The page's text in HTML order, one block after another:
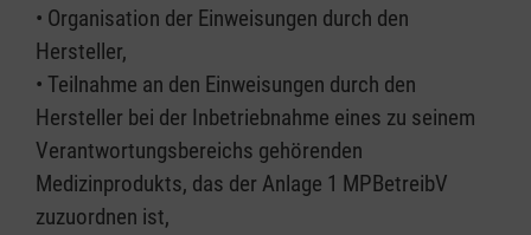
• Organisation der Einweisungen durch den
Hersteller,
• Teilnahme an den Einweisungen durch den
Hersteller bei der Inbetriebnahme eines zu seinem
Verantwortungsbereichs gehörenden
Medizinprodukts, das der Anlage 1 MPBetreibV
zuzuordnen ist,